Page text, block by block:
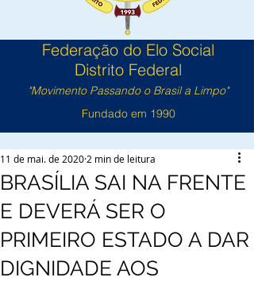
Federação do Elo Social
Distrito Federal
"Movimento Passando o Brasil a Limpo"
Fundado em 1990
BRASÍLIA SAI NA FRENTE
E DEVERÁ SER O
PRIMEIRO ESTADO A DAR
DIGNIDADE AOS
11 de mai. de 2020 2 min de leitura